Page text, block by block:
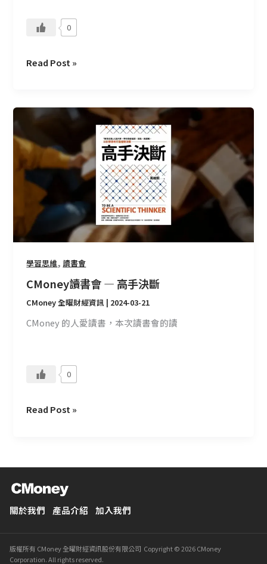
0
Read Post »
學習思維,讀書會
CMoney讀書會 — 高手決斷
CMoney 全曜財經資訊 | 2024-03-21
CMoney 的人愛讀書，本次讀書會的讀
0
CMoney
書
會
—
高
斷
Read Post »
關於我們 產品介紹 加入我們
版權所有 CMoney 全曜財經資訊股份有限公司 Copyright © 2026 CMoney
Corporation. All rights reserved.